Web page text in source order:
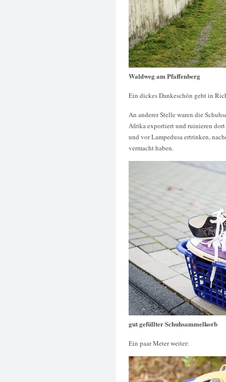
Waldweg am Pfaffenberg
Ein dickes Dankeschön geht in
An anderer Stelle waren die
Afrika exportiert und ruinieren dort
und vor Lampedusa ertrinken,
vermacht haben.
gut gefüllter Schuhsammelkorb
Ein paar Meter weiter: